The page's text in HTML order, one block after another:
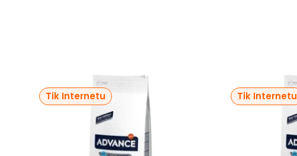
Tik Internetu Tik Internetu